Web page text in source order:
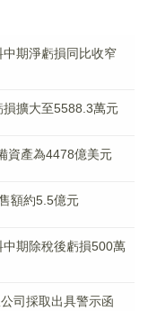
中期淨虧損同比收窄
擴大至5588.3萬元
資產為4478億美元
額約5.5億元
中期除稅後虧損500萬
司採取出具警示函